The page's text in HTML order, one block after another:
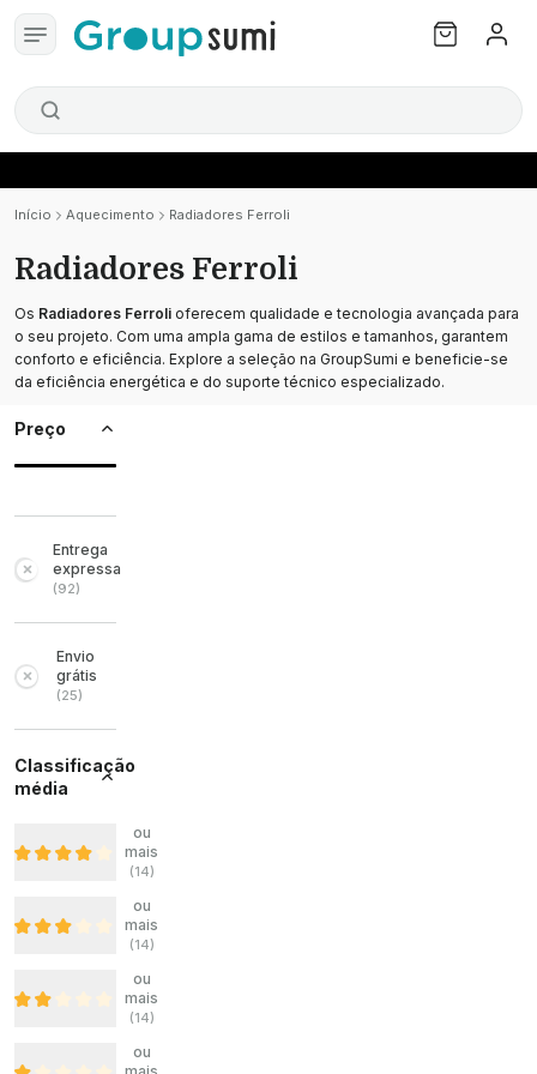
Início Aquecimento Radiadores Ferroli
Radiadores Ferroli
Os Radiadores Ferroli oferecem qualidade e tecnologia avançada para
o seu projeto. Com uma ampla gama de estilos e tamanhos, garantem
conforto e eficiência. Explore a seleção na GroupSumi e beneficie-se
da eficiência energética e do suporte técnico especializado.
Preço
Entrega
expressa
(92)
Envio
grátis
(25)
Classificação
média
ou
mais
(14)
ou
mais
(14)
ou
mais
(14)
ou